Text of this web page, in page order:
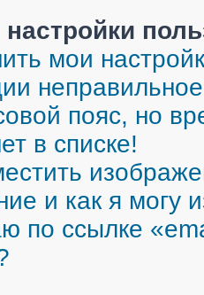
мои
пояс, но
в списке!
и как я могу
по ссылке